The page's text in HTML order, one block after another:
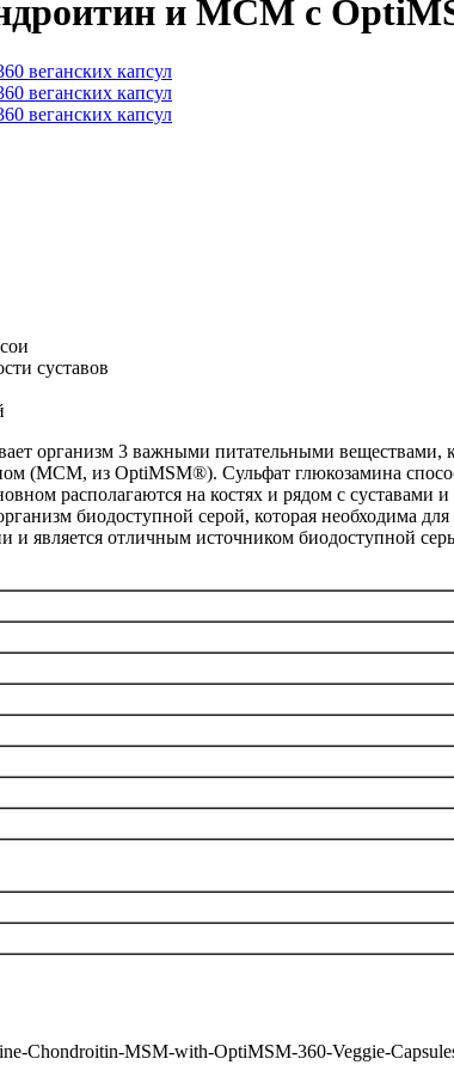
и МСМ с
суставов
организм 3 важными питательными веществами,
(МСМ, из OptiMSM®). Сульфат глюкозамина
располагаются на костях и рядом с суставами
биодоступной серой, которая необходима
является отличным источником биодоступной
Chondroitin-MSM-with-OptiMSM-360-Veggie-